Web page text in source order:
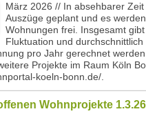
März 2026 // In absehbarer Zeit
Auszüge geplant und es
Wohnungen frei. Insgesamt
Fluktuation und
pro Jahr gerechnet
Projekte im Raum Köln
koeln-bonn.de/.
Wohnprojekte 1.3.26